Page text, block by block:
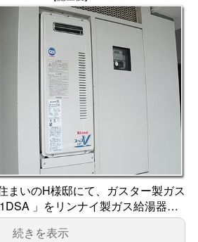
まいのH様邸にて、ガスター製ガス
」をリンナイ製ガス給湯器…
続きを表示